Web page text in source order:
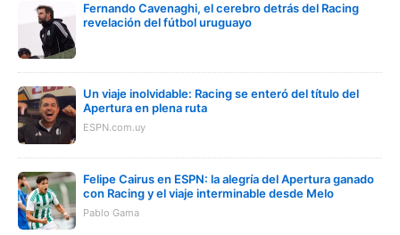
Fernando Cavenaghi, el cerebro detrás del Racing
revelación del fútbol uruguayo
Un viaje inolvidable: Racing se enteró del título del
Apertura en plena ruta
ESPN.com.uy
Felipe Cairus en ESPN: la alegría del Apertura ganado
con Racing y el viaje interminable desde Melo
Pablo Gama